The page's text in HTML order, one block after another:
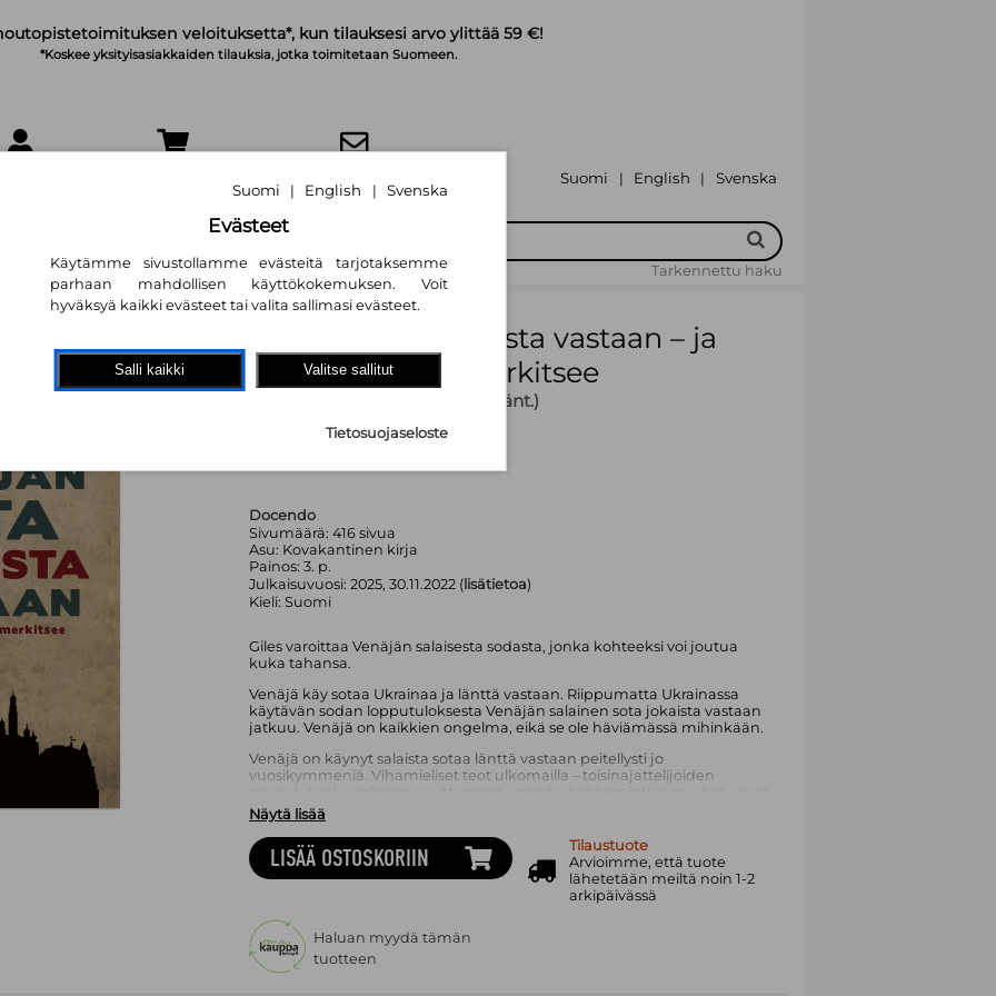
veloituksetta*, kun tilauksesi arvo ylittää 59 €!
*Koskee yksityisasiakkaiden tilauksia, jotka toimitetaan Suomeen.
Suomi | English | Svenska
Tarkennettu haku
Venäjän sota jokaista vastaan – ja
mitä se sinulle merkitsee
Kyösti Karvonen (käänt.)
32,20 €
Docendo
Sivumäärä: 416sivua
Asu: Kovakantinen kirja
Painos: 3. p.
Julkaisuvuosi: 2025, 30.11.2022 (lisätietoa)
Kieli: Suomi
Giles varoittaa Venäjän salaisesta sodasta, jonka kohteeksi voi joutua
kuka tahansa.
Venäjä käy sotaa Ukrainaa ja länttä vastaan. Riippumatta Ukrainassa
käytävän sodan lopputuloksesta Venäjän salainen sota jokaista vastaan
jatkuu. Venäjä on kaikkien ongelma, eikä se ole häviämässä mihinkään.
Venäjä on käynyt salaista sotaa länttä vastaan peitellysti jo
vuosikymmeniä. Vihamieliset teot ulkomailla – toisinajattelijoiden
pitkään olleet Venäjän normaalia toimintaa.
Miksi Venäjä käyttäytyy jatkuvasti näin? Ja mitä se sillä saavuttaa? Kirjassa
kerrotaan, miksi ja miten Venäjän pyrkii lisäämään valtaansa kaikkialla.
Keir Giles osoittaa, miten Venäjä toteuttaa käytännössä vihamielisiä
toimenpiteitään eri puolilla maailmaa, ja kuinka kukaan ei ole liian
Giles on kirjoittanut erillisen esipuheen suomalaisille lukijoille.
Keir Gilesin edellinen teos Moskovan opit avasi selkokielellä Kremlin
Näytä lisää
LISÄÄ OSTOSKORIIN
Tilaustuote
Arvioimme, että tuote
lähetetään meiltä noin 1-2
arkipäivässä
Haluan myydä tämän
tuotteen
Suomi | English | Svenska
Evästeet
Käytämme sivustollamme evästeitä tarjotaksemme
parhaan mahdollisen käyttökokemuksen. Voit
hyväksyä kaikki evästeet tai valita sallimasi evästeet.
Salli kaikki Valitse sallitut
Tietosuojaseloste